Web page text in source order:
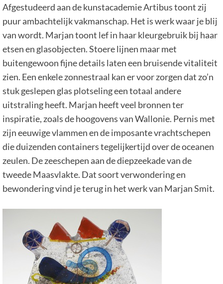
Afgestudeerd aan de kunstacademie Artibus toont zij
puur ambachtelijk vakmanschap. Het is werk waar je blij
van wordt. Marjan toont lef in haar kleurgebruik bij haar
etsen en glasobjecten. Stoere lijnen maar met
buitengewoon fijne details laten een bruisende vitaliteit
zien. Een enkele zonnestraal kan er voor zorgen dat zo’n
stuk geslepen glas plotseling een totaal andere
uitstraling heeft. Marjan heeft veel bronnen ter
inspiratie, zoals de hoogovens van Wallonie. Pernis met
zijn eeuwige vlammen en de imposante vrachtschepen
die duizenden containers tegelijkertijd over de oceanen
zeulen. De zeeschepen aan de diepzeekade van de
tweede Maasvlakte. Dat soort verwondering en
bewondering vind je terug in het werk van Marjan Smit.